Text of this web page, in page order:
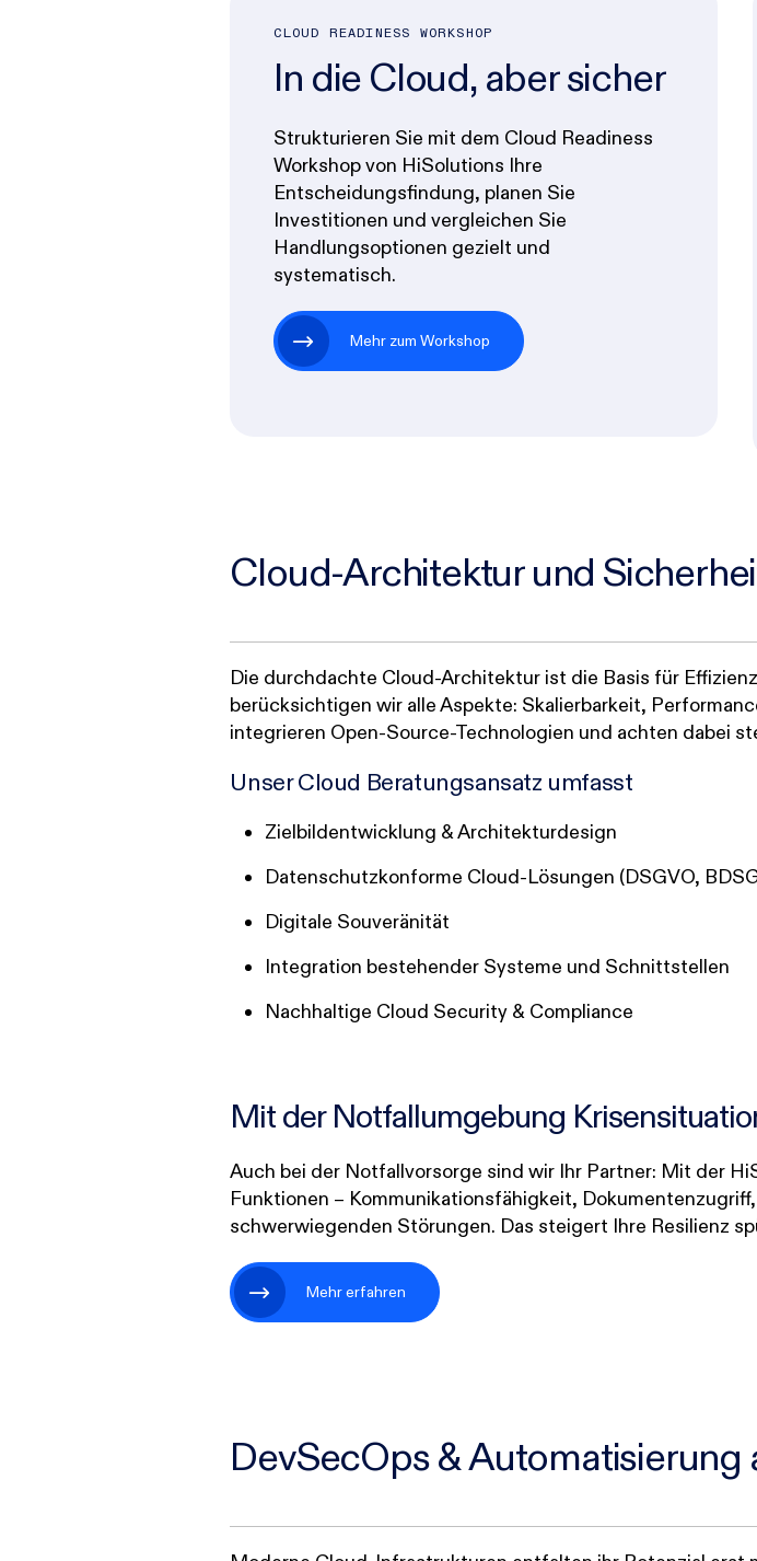
CLOUD READINESS WORKSHOP
In die Cloud, aber sicher
Strukturieren Sie mit dem Cloud Readiness
Workshop von HiSolutions Ihre
Entscheidungsfindung, planen Sie
Investitionen und vergleichen Sie
Handlungsoptionen gezielt und
systematisch.
Mehr zum Workshop
Cloud-Architektur und
Die durchdachte Cloud-Architektur ist die Basis für
berücksichtigen wir alle Aspekte: Skalierbarkeit,
integrieren Open-Source-Technologien und achten dabei
Unser Cloud Beratungsansatz umfasst
Zielbildentwicklung & Architekturdesign
Datenschutzkonforme Cloud-Lösungen (DSGVO,
Digitale Souveränität
Integration bestehender Systeme und Schnittstellen
Nachhaltige Cloud Security & Compliance
Mit der Notfallumgebung
Auch bei der Notfallvorsorge sind wir Ihr Partner: Mit der
Funktionen – Kommunikationsfähigkeit,
schwerwiegenden Störungen. Das steigert Ihre Resilienz
Mehr erfahren
DevSecOps & Automatisierung